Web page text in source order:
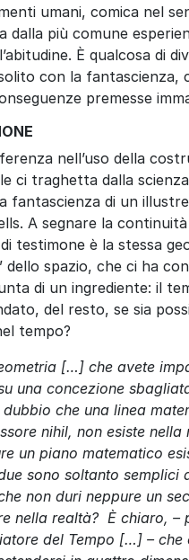
umani, comica nel
dalla più comune
È qualcosa di
con la fantascienza,
premesse
nell’uso della
ci traghetta dalla scienza
fantascienza di un
A segnare la
testimone è la stessa
dello spazio, che ci ha
di un ingrediente: il
del resto, se sia
tempo?
[…] che avete
una concezione sbagli
dubbio che una linea
nihil, non esiste nella
un piano matematico
sono soltanto
non duri neppure un
nella realtà? È chiaro, –
del Tempo […] – che